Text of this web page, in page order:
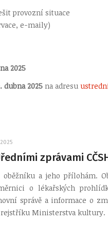
provozní situace
e-maily)
2025
dubna 2025 na adresu
zprávami
a jeho přílohám.
o lékařských
správě a informace o
Ministerstva kultury.